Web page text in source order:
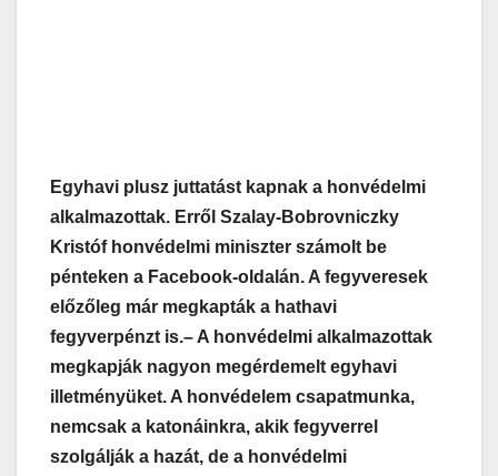
Egyhavi plusz juttatást kapnak a honvédelmi
alkalmazottak. Erről Szalay-Bobrovniczky
Kristóf honvédelmi miniszter számolt be
pénteken a Facebook-oldalán. A fegyveresek
előzőleg már megkapták a hathavi
fegyverpénzt is.– A honvédelmi alkalmazottak
megkapják nagyon megérdemelt egyhavi
illetményüket. A honvédelem csapatmunka,
nemcsak a katonáinkra, akik fegyverrel
szolgálják a hazát, de a honvédelmi